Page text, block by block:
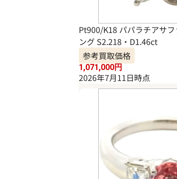
Pt900/K18 パパラチアサ
ング S2.218・D1.46ct
参考買取価格
1,071,000円
2026年7月11日時点